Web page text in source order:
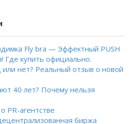
Fly bra — Эффектный PUSH
Где купить официально.
нет? Реальный отзыв о новой
40 лет? Почему нельзя
PR-агентстве
биржа